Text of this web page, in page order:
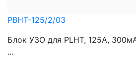
PBHT-125/2/03
Блок УЗО для PLHT, 125A,
...